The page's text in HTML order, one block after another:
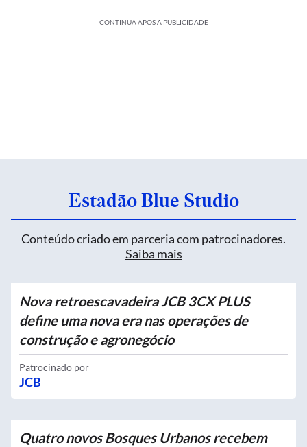
CONTINUA APÓS A PUBLICIDADE
Estadão Blue Studio
Conteúdo criado em parceria com patrocinadores.
Saiba mais
Nova retroescavadeira JCB 3CX PLUS
define uma nova era nas operações de
construção e agronegócio
Patrocinado por
JCB
Quatro novos Bosques Urbanos recebem